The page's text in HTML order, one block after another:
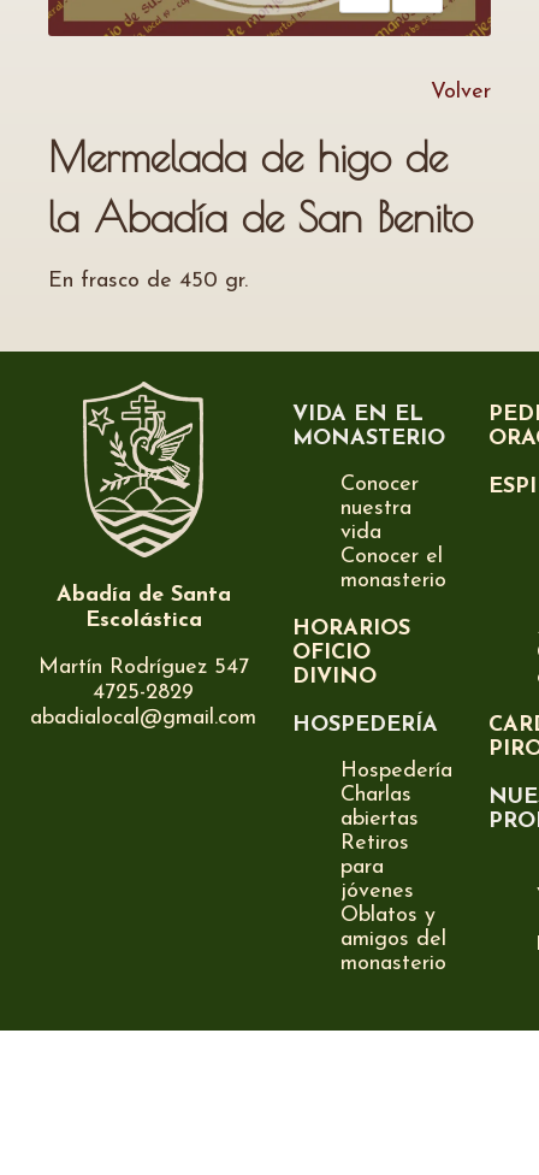
Volver
Mermelada de higo de
la Abadía de San Benito
En frasco de 450 gr.
Abadía de Santa
Escolástica
Martín Rodríguez 547
4725-2829
abadialocal@gmail.com
VIDA EN EL
MONASTERIO
Conocer
nuestra
vida
Conocer el
monasterio
HORARIOS
OFICIO
DIVINO
HOSPEDERÍA
Hospedería
Charlas
abiertas
Retiros
para
jóvenes
Oblatos y
amigos del
monasterio